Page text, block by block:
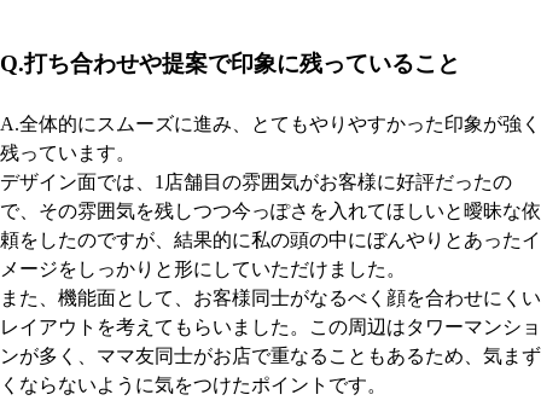
Q.打ち合わせや提案で印象に残っていること
A.全体的にスムーズに進み、とてもやりやすかった印象が強く
残っています。
デザイン面では、1店舗目の雰囲気がお客様に好評だったの
で、その雰囲気を残しつつ今っぽさを入れてほしいと曖昧な依
頼をしたのですが、結果的に私の頭の中にぼんやりとあったイ
メージをしっかりと形にしていただけました。
また、機能面として、お客様同士がなるべく顔を合わせにくい
レイアウトを考えてもらいました。この周辺はタワーマンショ
ンが多く、ママ友同士がお店で重なることもあるため、気まず
くならないように気をつけたポイントです。